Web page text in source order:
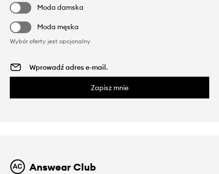
Moda damska
Moda męska
Wybór oferty jest opcjonalny
Zapisz mnie
Answear Club